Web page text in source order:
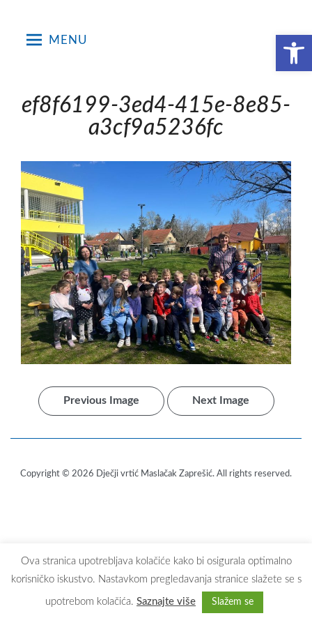
Open toolbar
MENU
ef8f6199-3ed4-415e-8e85-
a3cf9a5236fc
Previous Image Next Image
Copyright © 2026 Dječji vrtić Maslačak Zaprešić. All rights reserved.
Ova stranica upotrebljava kolačiće kako bi osigurala optimalno
korisničko iskustvo. Nastavkom pregledavanja stranice slažete se s
upotrebom kolačića. Saznajte više Slažem se